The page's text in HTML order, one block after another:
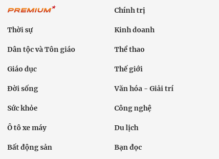
Chính trị
Thời sự Kinh doanh
Dân tộc và Tôn giáo Thể thao
Giáo dục Thế giới
Đời sống Văn hóa - Giải trí
Sức khỏe Công nghệ
Ô tô xe máy Du lịch
Bất động sản Bạn đọc